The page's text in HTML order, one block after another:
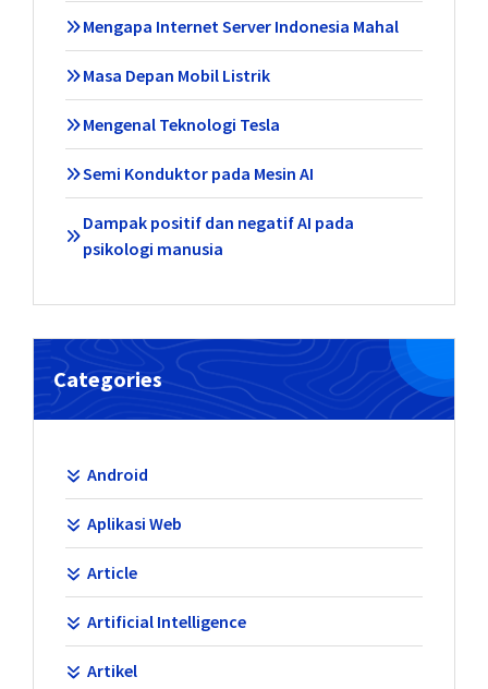
Mengapa Internet Server Indonesia Mahal
Masa Depan Mobil Listrik
Mengenal Teknologi Tesla
Semi Konduktor pada Mesin AI
Dampak positif dan negatif AI pada
psikologi manusia
Categories
Android
Aplikasi Web
Article
Artificial Intelligence
Artikel